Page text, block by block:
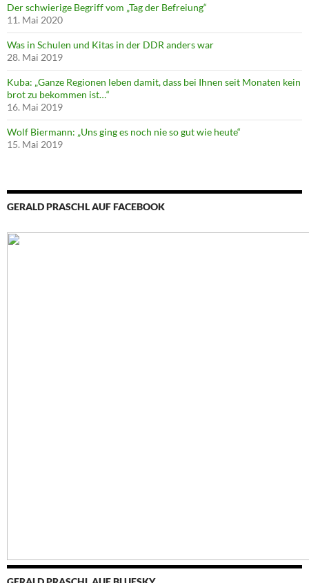
Der schwierige Begriff vom „Tag der Befreiung“
11. Mai 2020
Was in Schulen und Kitas in der DDR anders war
28. Mai 2019
Kuba: „Ganze Regionen leben damit, dass bei Ihnen seit Monaten kein
brot zu bekommen ist…“
16. Mai 2019
Wolf Biermann: „Uns ging es noch nie so gut wie heute“
15. Mai 2019
GERALD PRASCHL AUF FACEBOOK